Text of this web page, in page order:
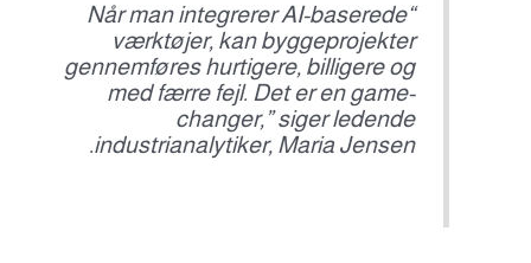
“Når man integrerer AI-baserede
værktøjer, kan byggeprojekter
gennemføres hurtigere, billigere og
med færre fejl. Det er en game-
changer,” siger ledende
industrianalytiker, Maria Jensen.